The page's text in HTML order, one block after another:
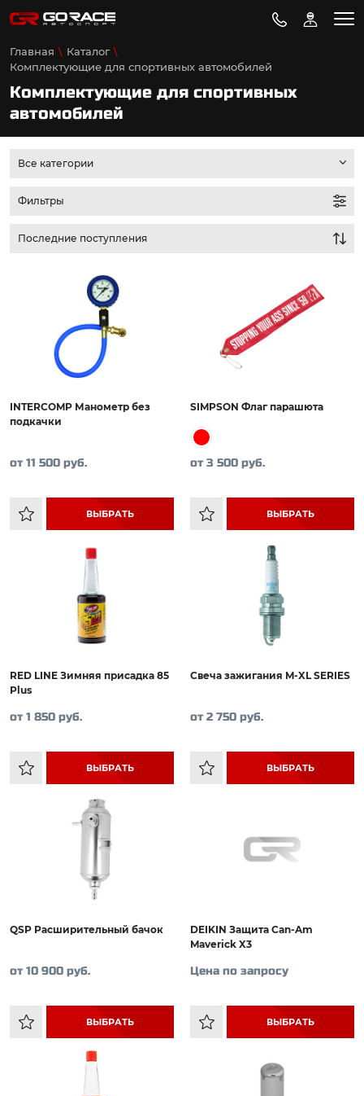
Главная
Каталог
Комплектующие для спортивных автомобилей
Комплектующие для спортивных
автомобилей
Все категории
Фильтры
Последние поступления
INTERCOMP Манометр без
подкачки
от 11 500 руб.
ВЫБРАТЬ
SIMPSON Флаг парашюта
от 3 500 руб.
ВЫБРАТЬ
RED LINE Зимняя присадка 85
Plus
от 1 850 руб.
ВЫБРАТЬ
Свеча зажигания M-XL SERIES
от 2 750 руб.
ВЫБРАТЬ
QSP Расширительный бачок
от 10 900 руб.
ВЫБРАТЬ
DEIKIN Защита Can-Am
Maverick X3
Цена по запросу
ВЫБРАТЬ